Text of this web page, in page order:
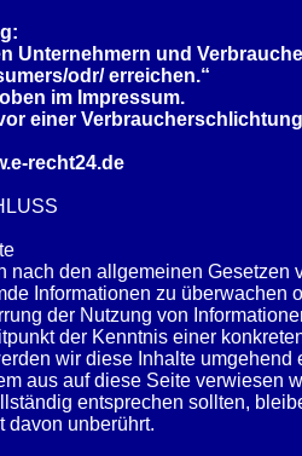
Unternehmern und
odr/erreichen.“
im Impressum.
einer
recht24.de
den allgemeinen Gesetzen
Informationen zu überwachen
der Nutzung von
der Kenntnis einer
wir diese Inhalte umgehend
aus auf diese Seite verwiesen
entsprechen sollten,
davon unberührt.